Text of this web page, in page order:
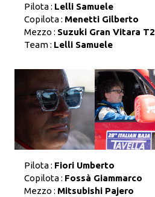
Pilota : Lelli Samuele
Copilota : Menetti Gilberto
Mezzo : Suzuki Gran Vitara T2
Team : Lelli Samuele
Pilota : Fiori Umberto
Copilota : Fossà Giammarco
Mezzo : Mitsubishi Pajero